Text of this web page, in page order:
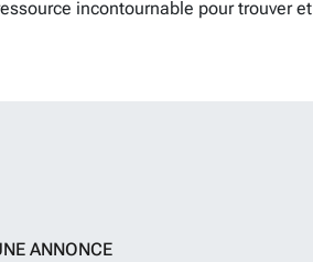
incontournable pour trouver et
ANNONCE